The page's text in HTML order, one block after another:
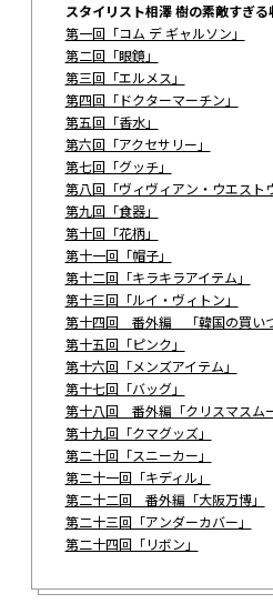
スタイリスト相澤 樹の素敵すぎる
第一回「コム デ ギャルソン」
第二回「眼鏡」
第三回「エルメス」
第四回「ドクターマーチン」
第五回「香水」
第六回「アクセサリー」
第七回「グッチ」
第八回「ヴィヴィアン・ウエスト
第九回「食器」
第十回「花柄」
第十一回「帽子」
第十二回「キラキラアイテム」
第十三回「ルイ・ヴィトン」
第十四回 番外編 「韓国の買いつ
第十五回「ピンク」
第十六回「メンズアイテム」
第十七回「バッグ」
第十八回 番外編「クリスマスム
第十九回「クマグッズ」
第二十回「スニーカー」
第二十一回「キディル」
第二十二回 番外編「大阪万博」
第二十三回「アンダーカバー」
第二十四回「リボン」